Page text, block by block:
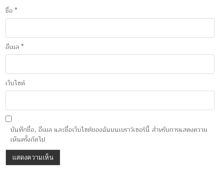
ชื่อ*
อีเมล*
เว็บไซต์
บันทึกชื่อ, อีเมล และชื่อเว็บไซต์ของฉันบนเบราว์เซอร์นี้ สำหรับการแสดงความ
เห็นครั้งถัดไป